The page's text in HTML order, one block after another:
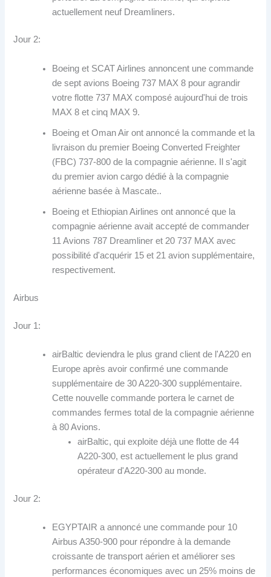
actuellement neuf Dreamliners.
Jour 2:
Boeing et SCAT Airlines annoncent une commande
de sept avions Boeing 737 MAX 8 pour agrandir
votre flotte 737 MAX composé aujourd'hui de trois
MAX 8 et cinq MAX 9.
Boeing et Oman Air ont annoncé la commande et la
livraison du premier Boeing Converted Freighter
(FBC) 737-800 de la compagnie aérienne. Il s'agit
du premier avion cargo dédié à la compagnie
aérienne basée à Mascate..
Boeing et Ethiopian Airlines ont annoncé que la
compagnie aérienne avait accepté de commander
11 Avions 787 Dreamliner et 20 737 MAX avec
possibilité d'acquérir 15 et 21 avion supplémentaire,
respectivement.
Airbus
Jour 1:
airBaltic deviendra le plus grand client de l'A220 en
Europe après avoir confirmé une commande
supplémentaire de 30 A220-300 supplémentaire.
Cette nouvelle commande portera le carnet de
commandes fermes total de la compagnie aérienne
à 80 Avions.
airBaltic, qui exploite déjà une flotte de 44
A220-300, est actuellement le plus grand
opérateur d'A220-300 au monde.
Jour 2:
EGYPTAIR a annoncé une commande pour 10
Airbus A350-900 pour répondre à la demande
croissante de transport aérien et améliorer ses
performances économiques avec un 25% moins de